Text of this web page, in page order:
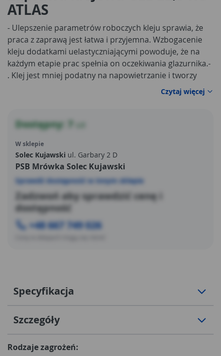
ATLAS
- Ulepszenie parametrów roboczych kleju sprawia, że
praca z zaprawą jest łatwa i przyjemna. Wzbogacenie
kleju dodatkami uelastyczniającymi powoduje, że na
każdym etapie prac spełnia on oczekiwania glazurnika.-
. Klej jest mniej podatny na napowietrzanie i tworzy
mieszaninę homogeniczną – jednorodną pod względem
rozprowadzenia składników w całości przygotowanej
kruszywowego, zapewnia warstwie kleju najwyższą
gwarantującą przenoszenie go bez strat z pojemnika na
pacę i z pacy na podłoże.-. Klej doskonale rozprowadza
się po powierzchni - siły adhezji zaprawy są na tyle
duże, iż uniemożliwiają „zawijanie się” kleju na pacę
(przy prawidłowo zagruntowanym podłożu).
dobrana lepkość pozwala łatwiej operować przyklejaną
płytką.
Czytaj więcej
Dostępny: 7
W sklepie
Solec Kujawski ul. Garbary 2 D
PSB Mrówka Solec Kujawski
Sprawdź dostępność w innym sklepie
Zadzwoń aby sprawdzić cenę i
dostępność
+48 667 749 026
Specyfikacja
Szczegóły
Rodzaje zagrożeń: